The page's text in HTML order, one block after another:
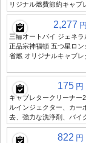
リジナル燃費節約キャブ
2,277 円
三輪オートバイ ジェネ
正品宗神福頓 五つ星ロン
省燃 オリジナルキャブレ
175 円
キャブレタークリーナー
ルインジェクター、カー
去、強力な洗浄剤、バイ
822 円